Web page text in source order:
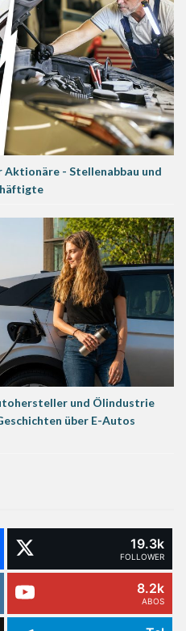
- Stellenabbau und
und Ölindustrie
über E-Autos
19.3k
FOLLOWER
8.2k
ABOS